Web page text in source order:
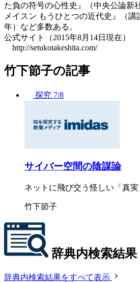
た負の符号の心性史』（中央公論新
メイスン もうひとつの近代史』（講
年）など多数ある。
公式サイト（2015年8月14日現在）
http://setukotakeshita.com/
竹下節子の記事
探究 7/8
サイバー空間の陰謀論
ネットに飛び交う怪しい「真
竹下節子
辞典内検索結果
辞典内検索結果をすべて表示